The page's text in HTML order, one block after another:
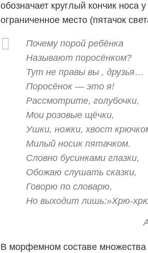
обозначает круглый кончик носа
ограниченное место (пятачок
Почему порой ребёнка
Называют поросёнком?
Тут не правы вы , друзья…
Поросёнок — это я!
Рассмотрите, голубочки,
Мои розовые щёчки,
Ушки, ножки, хвост
Милый носик пятачком.
Словно бусинками глазки,
Обожаю слушать сказки,
Говорю по словарю,
Но выходит лишь:»Хрю-
А.
В морфемном составе